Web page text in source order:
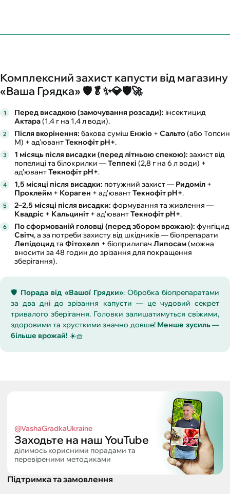
Комплексний захист капусти від магазину
«Ваша Грядка» 🛡️🥬✨💎🛡️🚀
Перед висадкою (замочування розсади): інсектицид
Актара(1,4 г на 1,4 л води).
Після вкорінення: бакова суміш Енжіо + Сальто(або Топсин
М) + ад’ювантТекнофіт pH+.
1 місяць після висадки (перед літньою спекою): захист від
попелиці та білокрилки —Теппекі (2,8 г на 6 л води) +
ад’ювантТекнофіт pH+.
1,5 місяці після висадки: потужний захист — Ридоміл +
Проклейм + Кораген + ад’ювантТекнофіт pH+.
2–2,5 місяці після висадки: формування та живлення —
Квадріс + Кальциніт + ад’ювантТекнофіт pH+.
По сформованій головці (перед збором врожаю): фунгіцид
Світч, а за потреби захисту від шкідників — біопрепарати
Лепідоцидта Фітохелп + біоприлипач Липосам(можна
вносити за 48 годин до зрізання для покращення
зберігання).
🛡️ Порада від «Вашої Грядки»: Обробка біопрепаратами
за два дні до зрізання капусти — це чудовий секрет
тривалого зберігання. Головки залишатимуться свіжими,
здоровими та хрусткими значно довше! Менше зусиль —
більше врожай! ☀️🧺
@VashaGradkaUkraine
Заходьте на наш YouTube
ділимось корисними порадами та
перевіреними методиками
Підтримка та замовлення